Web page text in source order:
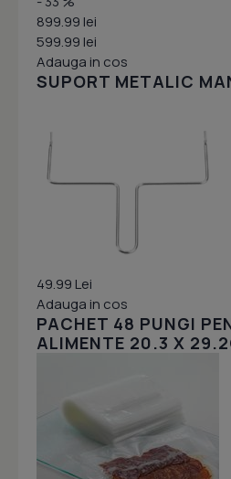
899.99 lei
599.99 lei
Adauga in cos
SUPORT METALIC
49.99 Lei
Adauga in cos
PACHET 48 PUNGI
ALIMENTE 20.3 X